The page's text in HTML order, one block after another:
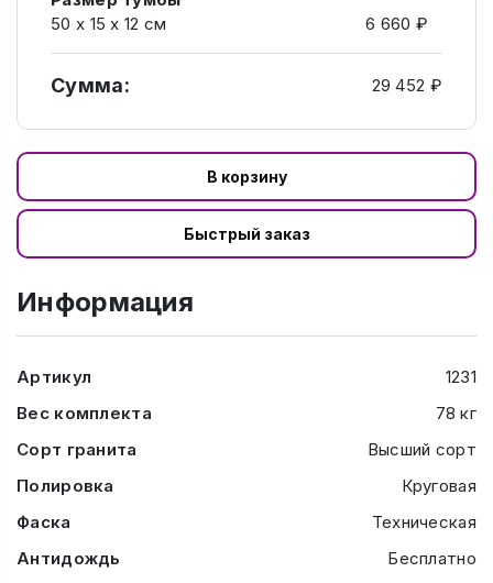
50 х 15 х 12 см
6 660 ₽
Сумма: 29 452 ₽
В корзину
Быстрый заказ
Информация
Артикул
1231
Вес комплекта
78 кг
Сорт гранита
Высший сорт
Полировка
Круговая
Фаска
Техническая
Антидождь
Бесплатно